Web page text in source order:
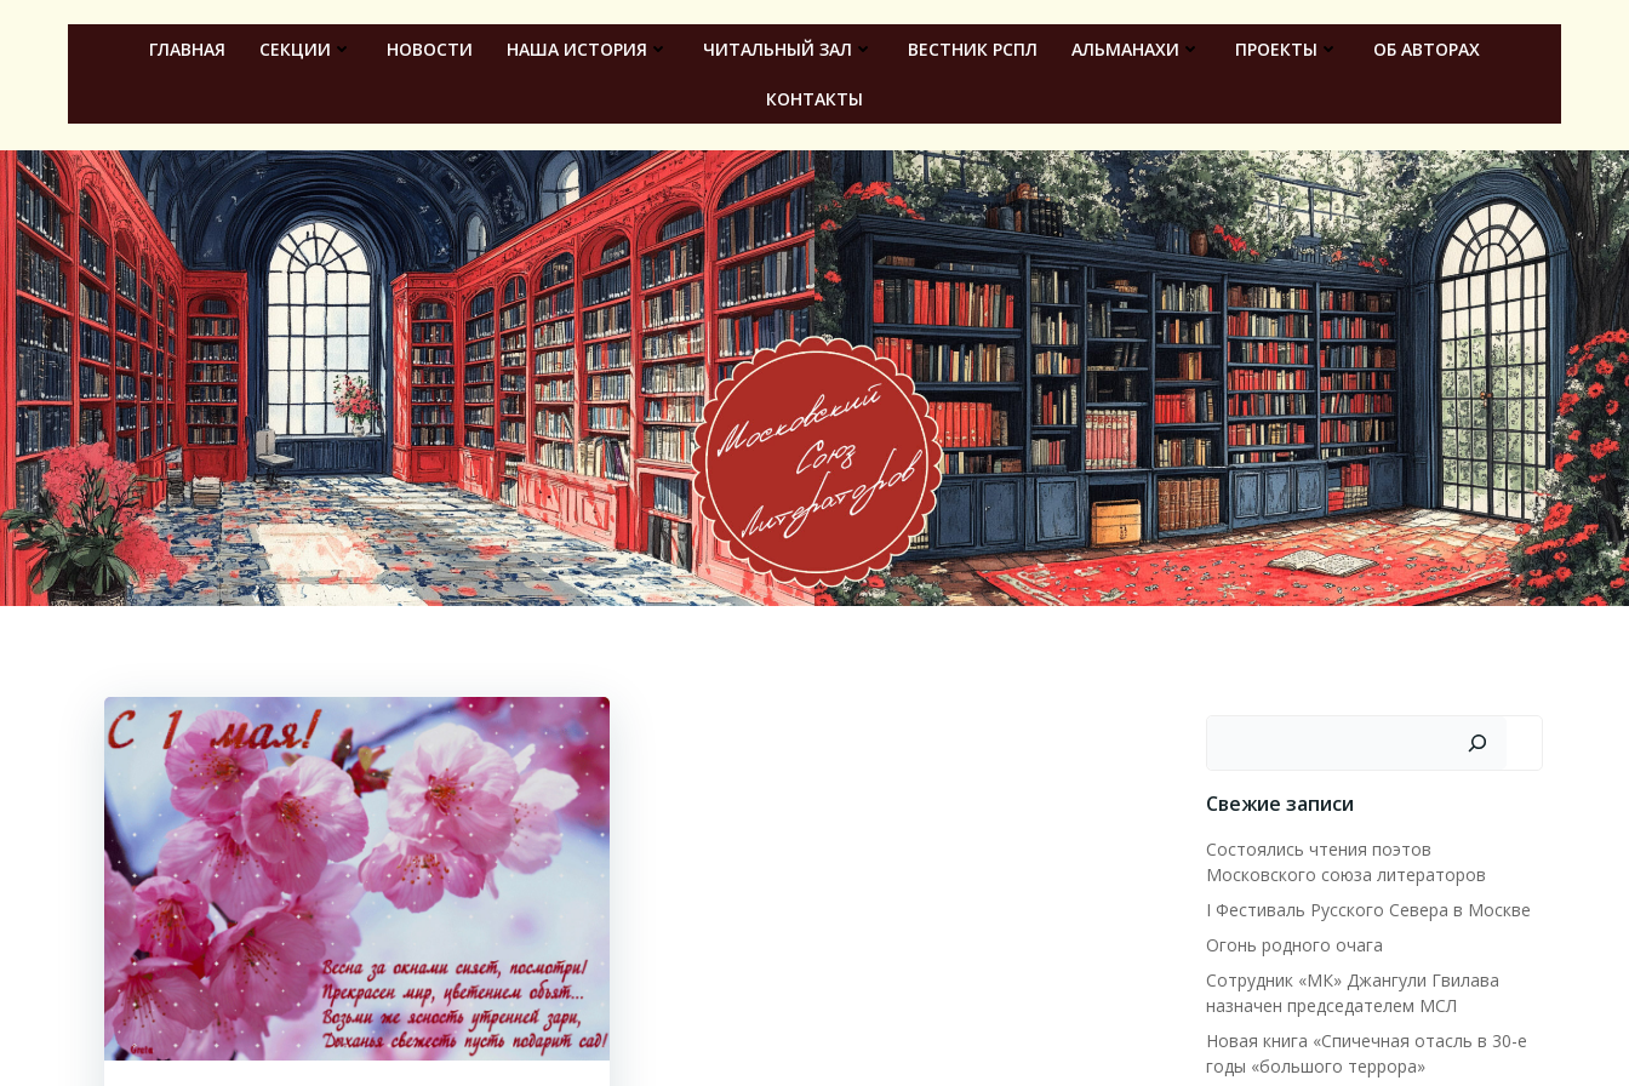
ГЛАВНАЯ СЕКЦИИ НОВОСТИ НАША ИСТОРИЯ ЧИТАЛЬНЫЙ ЗАЛ ВЕСТНИК РСПЛ АЛЬМАНАХИ ПРОЕКТЫ ОБ АВТОРАХ
КОНТАКТЫ
Свежие записи
Состоялись чтения поэтов
Московского союза литераторов
I Фестиваль Русского Севера в Москве
Огонь родного очага
Сотрудник «МК» Джангули Гвилава
назначен председателем МСЛ
Новая книга «Спичечная отасль в 30-е
годы «большого террора»